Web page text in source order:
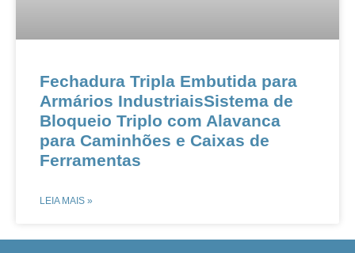
Fechadura Tripla Embutida para
Armários IndustriaisSistema de
Bloqueio Triplo com Alavanca
para Caminhões e Caixas de
Ferramentas
LEIA MAIS »